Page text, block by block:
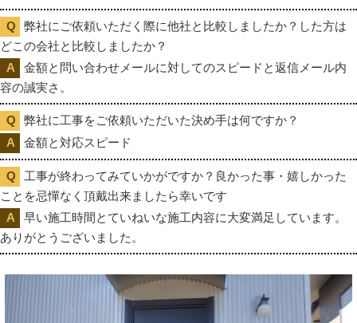
弊社にご依頼いただく際に他社と比較しましたか？した方は
どこの会社と比較しましたか？
金額と問い合わせメールに対してのスピードと返信メール内
容の誠実さ。
弊社に工事をご依頼いただいた決め手は何ですか？
金額と対応スピード
工事が終わってみていかがですか？良かった事・嬉しかった
ことを忌憚なく頂戴出来ましたら幸いです
早い施工時間とていねいな施工内容に大変満足しています。
ありがとうございました。